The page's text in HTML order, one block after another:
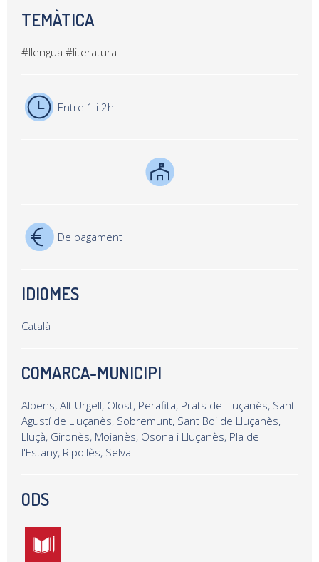
TEMÀTICA
#llengua #literatura
Entre 1 i 2h
De pagament
IDIOMES
Català
COMARCA-MUNICIPI
Alpens, Alt Urgell, Olost, Perafita, Prats de Lluçanès, Sant
Agustí de Lluçanès, Sobremunt, Sant Boi de Lluçanès,
Lluçà, Gironès, Moianès, Osona i Lluçanès, Pla de
l'Estany, Ripollès, Selva
ODS